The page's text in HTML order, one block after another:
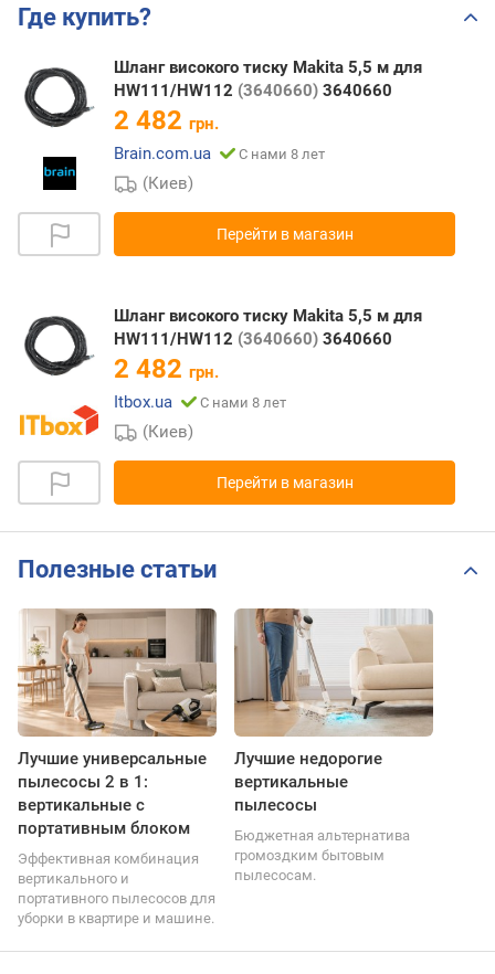
Где купить?
Шланг високого тиску Makita 5,5 м для
HW111/HW112 (3640660) 3640660
2 482 грн.
Brain.com.ua
С нами 8 лет
(Киев)
Перейти в магазин
Шланг високого тиску Makita 5,5 м для
HW111/HW112 (3640660) 3640660
2 482 грн.
Itbox.ua
С нами 8 лет
(Киев)
Перейти в магазин
Полезные статьи
Лучшие универсальные
пылесосы 2 в 1:
вертикальные с
портативным блоком
Эффективная комбинация
вертикального и
портативного пылесосов для
уборки в квартире и машине.
Лучшие недорогие
вертикальные
пылесосы
Бюджетная альтернатива
громоздким бытовым
пылесосам.